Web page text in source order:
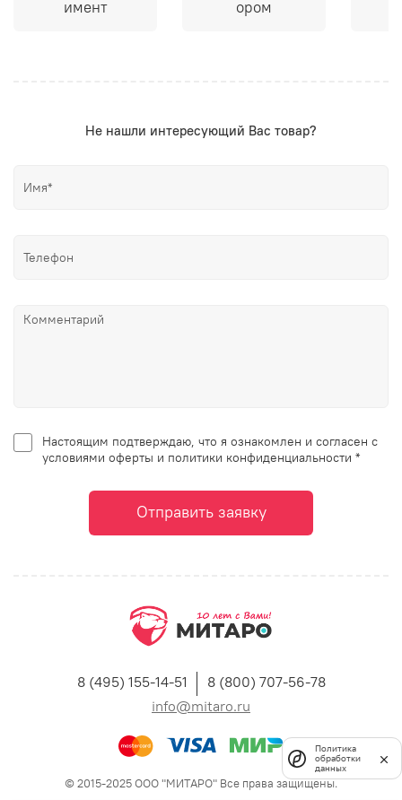
имент
ором
Не нашли интересующий Вас товар?
Настоящим подтверждаю, что я ознакомлен и согласен с
условиями оферты и политики конфиденциальности *
Отправить заявку
8 (495) 155-14-51
8 (800) 707-56-78
info@mitaro.ru
© 2015-2025 ООО "МИТАРО" Все права защищены.
Политика
обработки
данных